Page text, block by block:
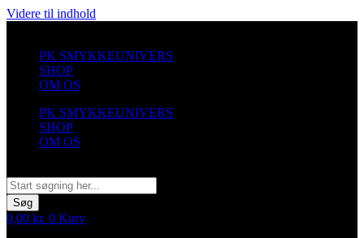
Videre til indhold
PK SMYKKEUNIVERS
SHOP
OM OS
PK SMYKKEUNIVERS
SHOP
OM OS
Søg
0,00 kr. 0 Kurv